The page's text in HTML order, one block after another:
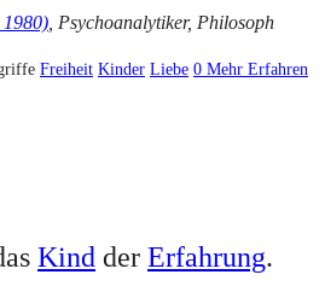
, Psychoanalytiker, Philosoph
Freiheit Kinder Liebe 0 Mehr Erfahren
Kind der Erfahrung.